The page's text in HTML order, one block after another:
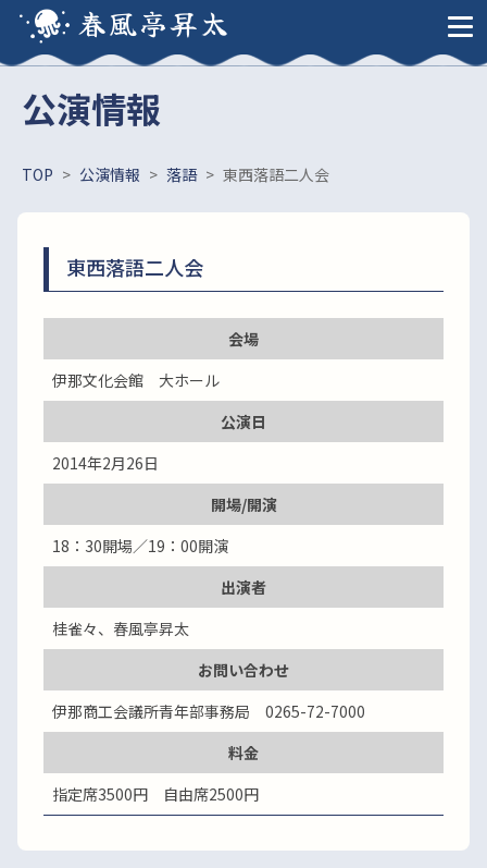
春風亭昇太
公演情報
TOP > 公演情報 > 落語 > 東西落語二人会
東西落語二人会
会場
伊那文化会館 大ホール
公演日
2014年2月26日
開場/開演
18：30開場／19：00開演
出演者
桂雀々、春風亭昇太
お問い合わせ
伊那商工会議所青年部事務局 0265-72-7000
料金
指定席3500円 自由席2500円